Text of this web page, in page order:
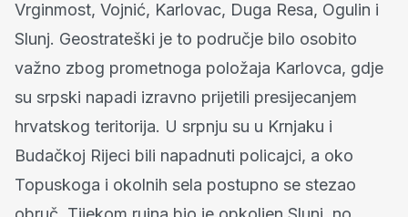
Vrginmost, Vojnić, Karlovac, Duga Resa, Ogulin i
Slunj. Geostrateški je to područje bilo osobito
važno zbog prometnoga položaja Karlovca, gdje
su srpski napadi izravno prijetili presijecanjem
hrvatskog teritorija. U srpnju su u Krnjaku i
Budačkoj Rijeci bili napadnuti policajci, a oko
Topuskoga i okolnih sela postupno se stezao